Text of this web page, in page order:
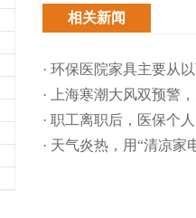
相关新闻
· 环保医院家具主要从
· 上海寒潮大风双预警
· 职工离职后，医保个
· 天气炎热，用“清凉家